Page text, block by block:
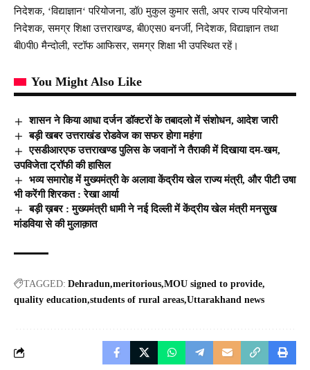
निदेशक, ‘विद्याज्ञान‘ परियोजना, डॉ0 मुकुल कुमार सती, अपर राज्य परियोजना
निदेशक, समग्र शिक्षा उत्तराखण्ड, बी0एस0 बनर्जी, निदेशक, विद्याज्ञान तथा
बी0पी0 मैन्दोली, स्टॉफ आफिसर, समग्र शिक्षा भी उपस्थित रहें।
You Might Also Like
शासन ने किया आधा दर्जन डॉक्टरों के तबादलो में संशोधन, आदेश जारी
बड़ी खबर उत्तराखंड रोडवेज का सफर होगा महंगा
एसडीआरएफ उत्तराखण्ड पुलिस के जवानों ने तैराकी में दिखाया दम-खम,
उपविजेता ट्रॉफी की हासिल
भव्य समारोह में मुख्यमंत्री के अलावा केंद्रीय खेल राज्य मंत्री, और पीटी उषा
भी करेंगी शिरकत : रेखा आर्या
बड़ी ख़बर : मुख्यमंत्री धामी ने नई दिल्ली में केंद्रीय खेल मंत्री मनसुख
मांडविया से की मुलाक़ात
TAGGED: Dehradun meritorious MOU signed to provide
quality education students of rural areas Uttarakhand news